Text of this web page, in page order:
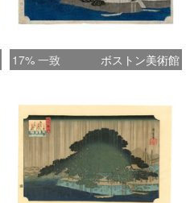
17% 一致 ボストン美術館